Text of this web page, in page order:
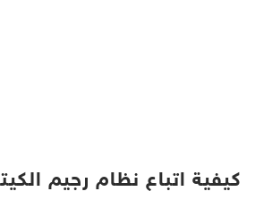
كيفية اتباع نظام رجيم